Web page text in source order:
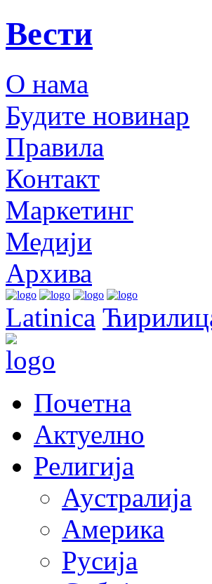
Вести
О нама
Будите новинар
Правила
Контакт
Маркетинг
Медији
Архива
Latinica
Почетна
Актуелно
Религија
Аустралија
Америка
Русија